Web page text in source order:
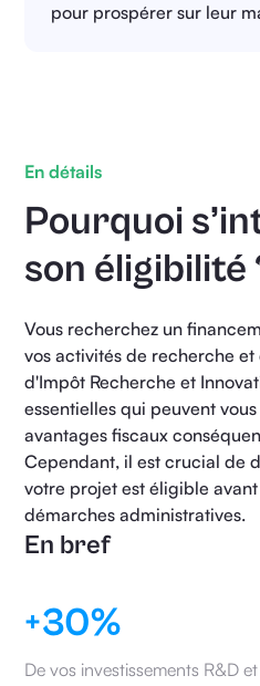
pour prospérer sur leur
En détails
Pourquoi
son éligibilité
Vous recherchez un
vos activités de recherche
d'Impôt Recherche et
essentielles qui peuvent
avantages fiscaux
Cependant, il est crucial de
votre projet est éligible
démarches administratives.
En bref
+30%
De vos investissements R&D